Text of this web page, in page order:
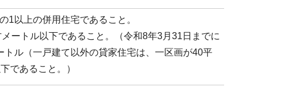
1以上の併用住宅であること。
ートル以下であること。（令和8年3月31日までに
ル（一戸建て以外の貸家住宅は、一区画が40平
であること。）